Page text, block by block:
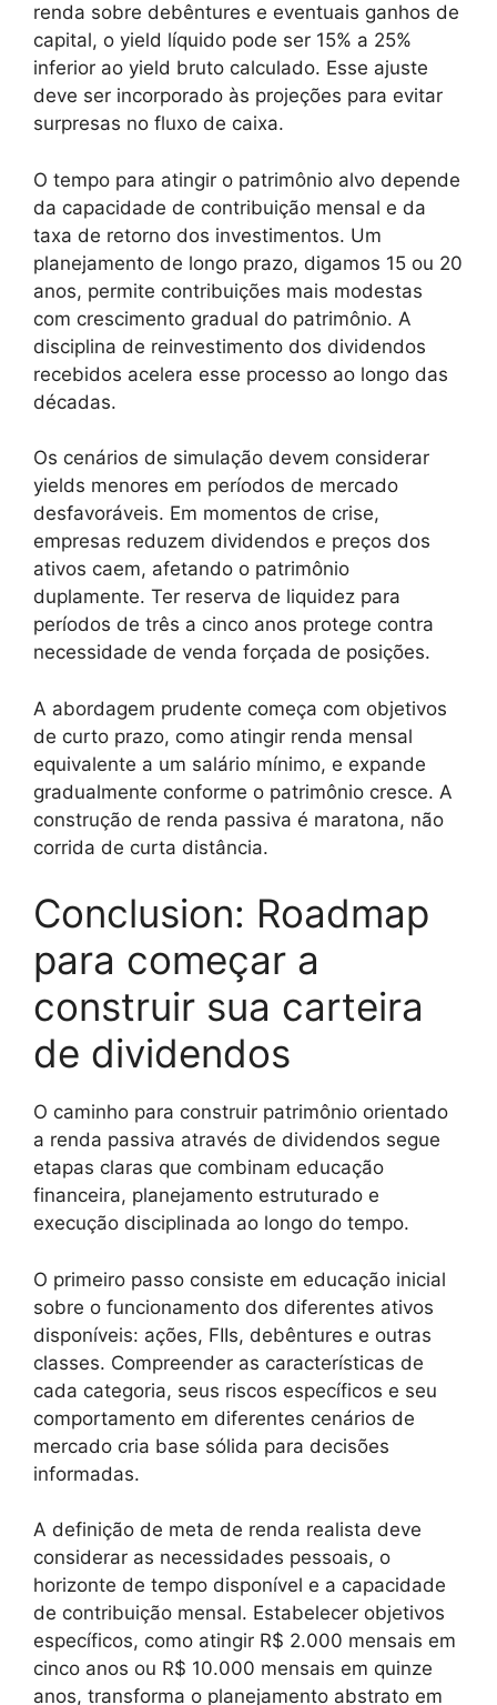
renda sobre debêntures e eventuais ganhos de
capital, o yield líquido pode ser 15% a 25%
inferior ao yield bruto calculado. Esse ajuste
deve ser incorporado às projeções para evitar
surpresas no fluxo de caixa.
O tempo para atingir o patrimônio alvo depende
da capacidade de contribuição mensal e da
taxa de retorno dos investimentos. Um
planejamento de longo prazo, digamos 15 ou 20
anos, permite contribuições mais modestas
com crescimento gradual do patrimônio. A
disciplina de reinvestimento dos dividendos
recebidos acelera esse processo ao longo das
décadas.
Os cenários de simulação devem considerar
yields menores em períodos de mercado
desfavoráveis. Em momentos de crise,
empresas reduzem dividendos e preços dos
ativos caem, afetando o patrimônio
duplamente. Ter reserva de liquidez para
períodos de três a cinco anos protege contra
necessidade de venda forçada de posições.
A abordagem prudente começa com objetivos
de curto prazo, como atingir renda mensal
equivalente a um salário mínimo, e expande
gradualmente conforme o patrimônio cresce. A
construção de renda passiva é maratona, não
corrida de curta distância.
Conclusion: Roadmap
para começar a
construir sua carteira
de dividendos
O caminho para construir patrimônio orientado
a renda passiva através de dividendos segue
etapas claras que combinam educação
financeira, planejamento estruturado e
execução disciplinada ao longo do tempo.
O primeiro passo consiste em educação inicial
sobre o funcionamento dos diferentes ativos
disponíveis: ações, FIIs, debêntures e outras
classes. Compreender as características de
cada categoria, seus riscos específicos e seu
comportamento em diferentes cenários de
mercado cria base sólida para decisões
informadas.
A definição de meta de renda realista deve
considerar as necessidades pessoais, o
horizonte de tempo disponível e a capacidade
de contribuição mensal. Estabelecer objetivos
específicos, como atingir R$ 2.000 mensais em
cinco anos ou R$ 10.000 mensais em quinze
anos, transforma o planejamento abstrato em